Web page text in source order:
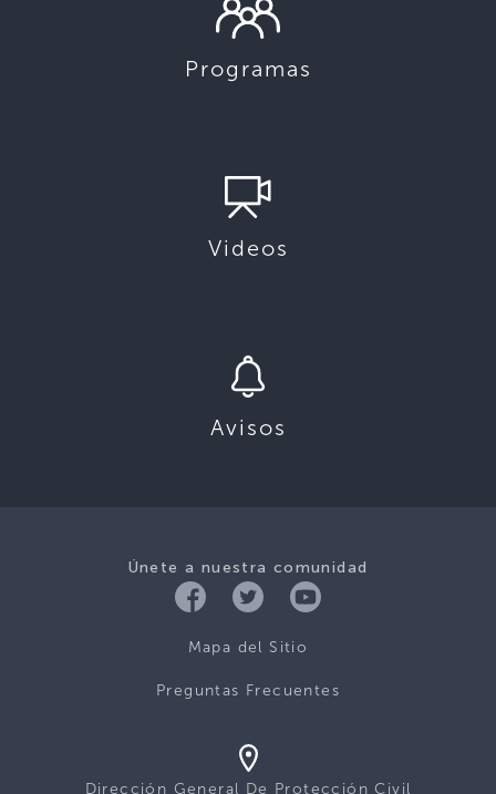
Programas
Videos
Avisos
Únete a nuestra comunidad
Mapa del Sitio
Preguntas Frecuentes
Dirección General De Protección Civil